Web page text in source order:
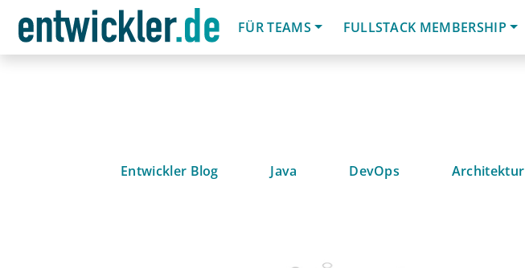
FÜR TEAMS
FULLSTACK MEMBERSHIP
Entwickler Blog Java DevOps Architektur